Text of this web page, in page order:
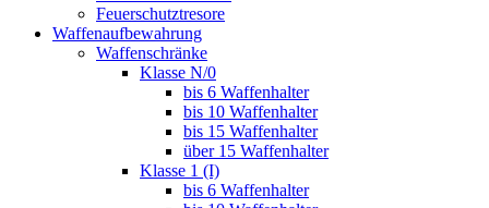
Feuerschutztresore
Waffenaufbewahrung
Waffenschränke
Klasse N/0
bis 6 Waffenhalter
bis 10 Waffenhalter
bis 15 Waffenhalter
über 15 Waffenhalter
Klasse 1 (I)
bis 6 Waffenhalter